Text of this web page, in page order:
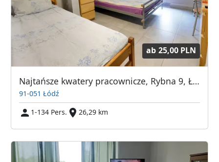
ab 25,00 PLN
Najtańsze kwatery pracownicze, Rybna 9, Łódź
91-051 Łódź
1-134 Pers.
26,29 km